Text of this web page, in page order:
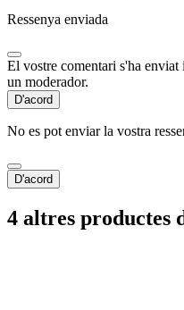
Ressenya enviada
El vostre comentari s'ha
un moderador.
D'acord
No es pot enviar la vostra
D'acord
4 altres productes